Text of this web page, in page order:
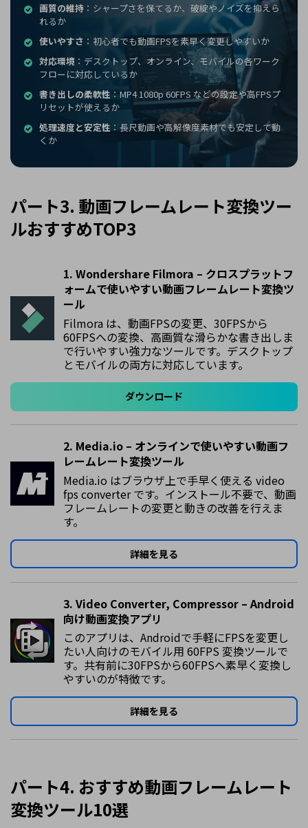
画質の維持 ：シャープさを保てるか、破綻やノイズを抑えら
れるか
使いやすさ ：初心者でも動画FPSを素早く変更しやすいか
対応環境 ：デスクトップ、オンライン、モバイルの各ワーク
フローに対応しているか
書き出しの柔軟性 ：MP4 1080p 60FPS などの設定や高FPSプ
リセットが使えるか
処理速度と安定性 ：長尺動画や高解像度素材でも安定して動
くか
パート3. 動画フレームレート変換ツー
ルおすすめTOP3
1. Wondershare Filmora – クロスプラットフ
ォームで使いやすい動画フレームレート変換ツ
ール
Filmora は、動画FPSの変更、30FPSから
60FPSへの変換、高画質な滑らかな書き出しま
で行いやすい強力なツールです。デスクトップ
とモバイルの両方に対応しています。
ダウンロード
2. Media.io – オンラインで使いやすい動画フ
レームレート変換ツール
Media.io はブラウザ上で手早く使える video
fps converter です。インストール不要で、動画
フレームレートの変更と動きの改善を行えま
す。
詳細を見る
3. Video Converter, Compressor – Android
向け動画変換アプリ
このアプリは、Androidで手軽にFPSを変更し
たい人向けのモバイル用 60FPS 変換ツールで
す。共有前に30FPSから60FPSへ素早く変換し
やすいのが特徴です。
詳細を見る
パート4. おすすめ動画フレームレート
変換ツール10選